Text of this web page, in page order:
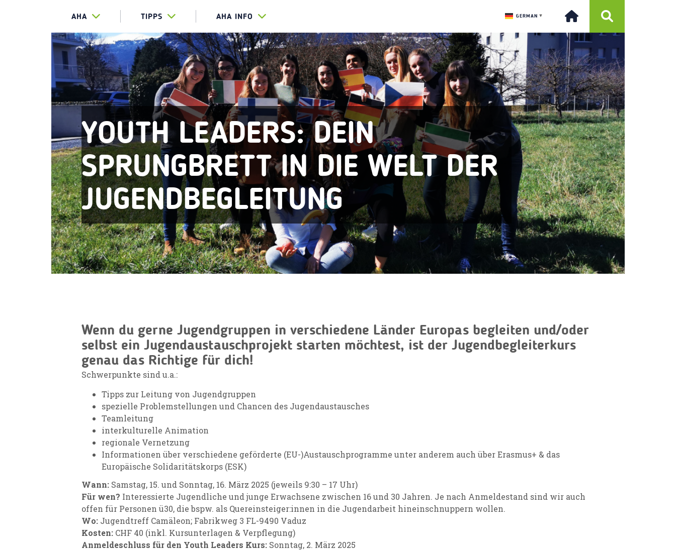
AHA TIPPS AHA INFO GERMAN ▼
YOUTH LEADERS: DEIN
SPRUNGBRETT IN DIE WELT DER
JUGENDBEGLEITUNG
Wenn du gerne Jugendgruppen in verschiedene Länder Europas begleiten und/oder
selbst ein Jugendaustauschprojekt starten möchtest, ist der Jugendbegleiterkurs
genau das Richtige für dich!
Schwerpunkte sind u.a.:
Tipps zur Leitung von Jugendgruppen
spezielle Problemstellungen und Chancen des Jugendaustausches
Teamleitung
interkulturelle Animation
regionale Vernetzung
Informationen über verschiedene geförderte (EU-)Austauschprogramme unter anderem auch über Erasmus+ & das
Europäische Solidaritätskorps (ESK)
Wann: Samstag, 15. und Sonntag, 16. März 2025 (jeweils 9:30 – 17 Uhr)
Für wen? Interessierte Jugendliche und junge Erwachsene zwischen 16 und 30 Jahren. Je nach Anmeldestand sind wir auch
offen für Personen ü30, die bspw. als Quereinsteiger:innen in die Jugendarbeit hineinschnuppern wollen.
Wo: Jugendtreff Camäleon; Fabrikweg 3 FL-9490 Vaduz
Kosten: CHF 40 (inkl. Kursunterlagen & Verpflegung)
Anmeldeschluss für den Youth Leaders Kurs: Sonntag, 2. März 2025